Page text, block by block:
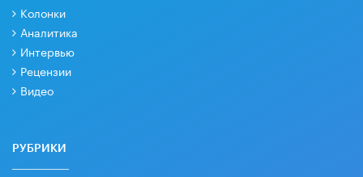
Колонки
Аналитика
Интервью
Рецензии
Видео
РУБРИКИ